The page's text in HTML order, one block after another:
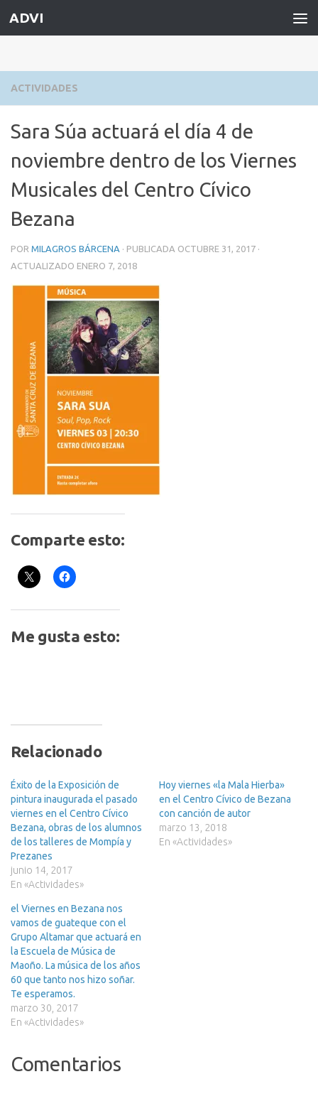
Saltar al contenido
ADVI
ACTIVIDADES
Sara Súa actuará el día 4 de
noviembre dentro de los Viernes
Musicales del Centro Cívico
Bezana
POR MILAGROS BÁRCENA · PUBLICADA OCTUBRE 31, 2017 ·
ACTUALIZADO ENERO 7, 2018
Comparte esto:
Me gusta esto:
Relacionado
Éxito de la Exposición de
pintura inaugurada el pasado
viernes en el Centro Cívico
Bezana, obras de los alumnos
de los talleres de Mompía y
Prezanes
junio 14, 2017
En «Actividades»
Hoy viernes «la Mala Hierba»
en el Centro Cívico de Bezana
con canción de autor
marzo 13, 2018
En «Actividades»
el Viernes en Bezana nos
vamos de guateque con el
Grupo Altamar que actuará en
la Escuela de Música de
Maoño. La música de los años
60 que tanto nos hizo soñar.
Te esperamos.
marzo 30, 2017
En «Actividades»
Comentarios